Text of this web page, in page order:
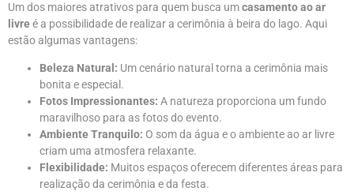
Um dos maiores atrativos para quem busca umcasamento ao ar
livreé a possibilidade de realizar a cerimônia à beira do lago. Aqui
estão algumas vantagens:
Beleza Natural: Um cenário natural torna a cerimônia mais
bonita e especial.
Fotos Impressionantes: A natureza proporciona um fundo
maravilhoso para as fotos do evento.
Ambiente Tranquilo: O som da água e o ambiente ao ar livre
criam uma atmosfera relaxante.
Flexibilidade: Muitos espaços oferecem diferentes áreas para
realização da cerimônia e da festa.